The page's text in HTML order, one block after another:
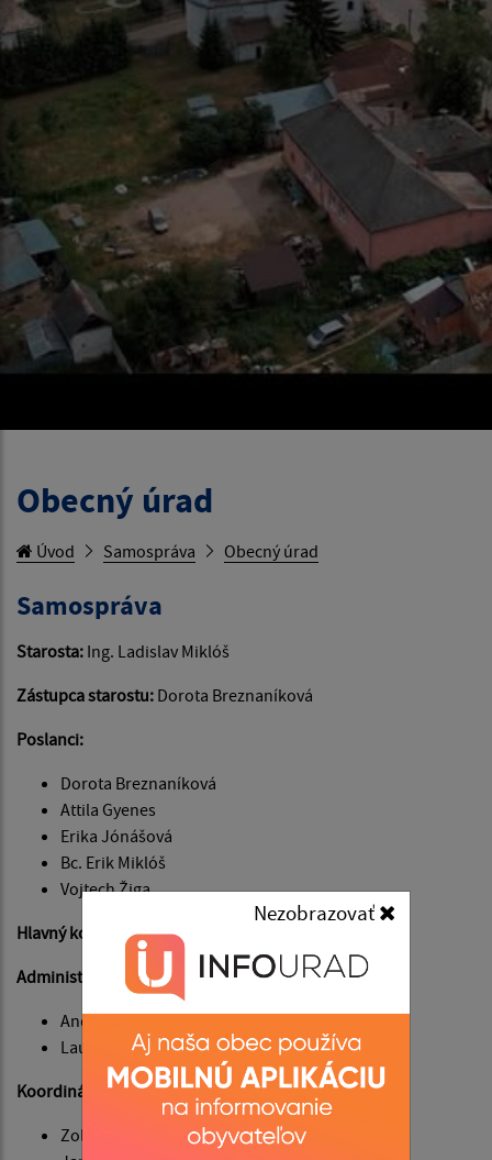
Nezobrazovať
Obecný úrad
Úvod Samospráva Obecný úrad
Samospráva
Starosta: Ing. Ladislav Miklóš
Zástupca starostu: Dorota Breznaníková
Poslanci:
Dorota Breznaníková
Attila Gyenes
Erika Jónášová
Bc. Erik Miklóš
Vojtech Žiga
Hlavný kontrolór obce:
Administratívne pracovníčky OÚ:
Andrea Oláhová
Laura Lévaiová
Koordinátori:
Zoltán Czakó